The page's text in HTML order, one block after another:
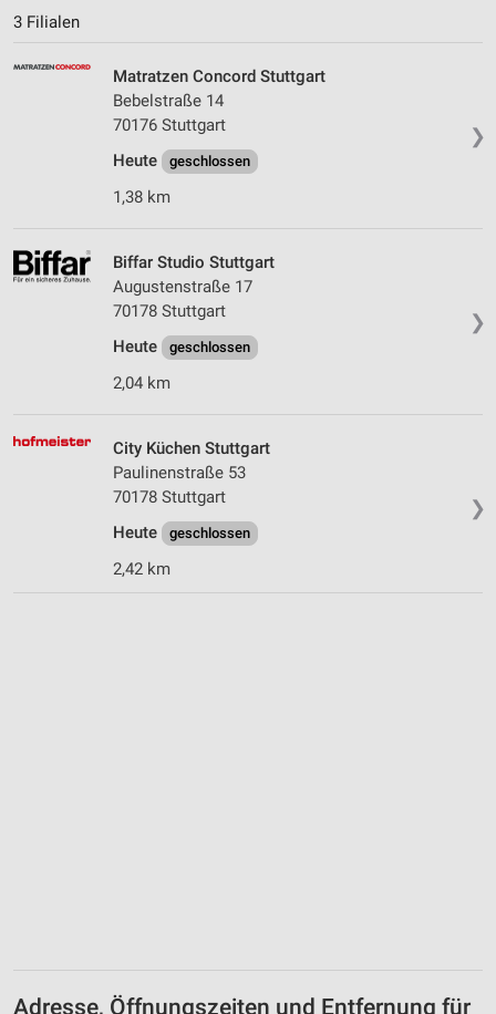
3 Filialen
❯
Matratzen Concord Stuttgart
Bebelstraße 14
70176 Stuttgart
Heute
geschlossen
1,38 km
❯
Biffar Studio Stuttgart
Augustenstraße 17
70178 Stuttgart
Heute
geschlossen
2,04 km
❯
City Küchen Stuttgart
Paulinenstraße 53
70178 Stuttgart
Heute
geschlossen
2,42 km
Adresse, Öffnungszeiten und Entfernung für